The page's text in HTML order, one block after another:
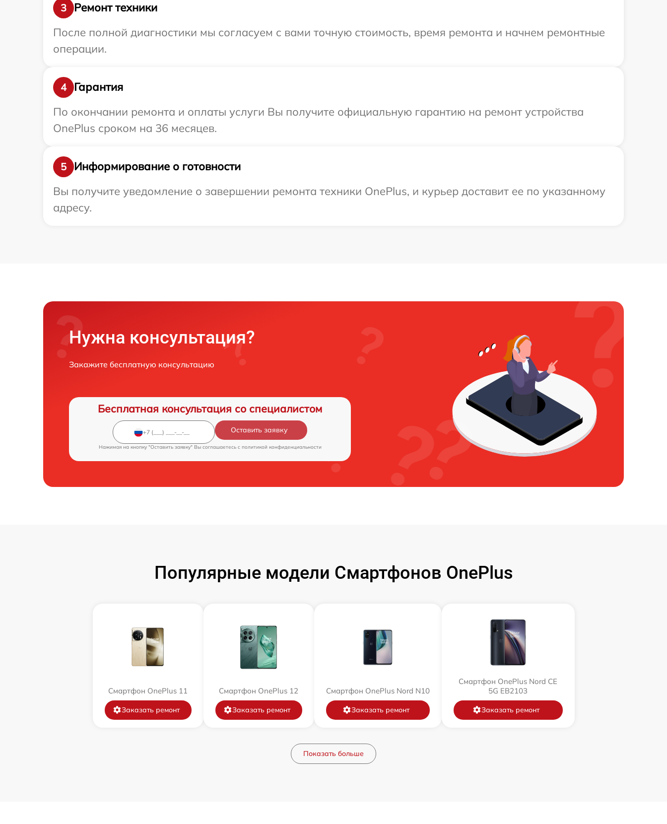
3
Ремонт техники
После полной диагностики мы согласуем с вами точную стоимость, время ремонта и начнем ремонтные
операции.
4
Гарантия
По окончании ремонта и оплаты услуги Вы получите официальную гарантию на ремонт устройства
OnePlus сроком на 36 месяцев.
5
Информирование о готовности
Вы получите уведомление о завершении ремонта техники OnePlus, и курьер доставит ее по указанному
адресу.
Нужна консультация?
Закажите бесплатную консультацию
Бесплатная консультация со специалистом
Оставить заявку
Нажимая на кнопку "Оставить заявку" Вы соглашаетесь c политикой конфиденциальности
Популярные модели Смартфонов OnePlus
Смартфон OnePlus 11
Заказать ремонт
Смартфон OnePlus 12
Заказать ремонт
Смартфон OnePlus Nord N10
Заказать ремонт
Смартфон OnePlus Nord CE
5G EB2103
Заказать ремонт
Показать больше